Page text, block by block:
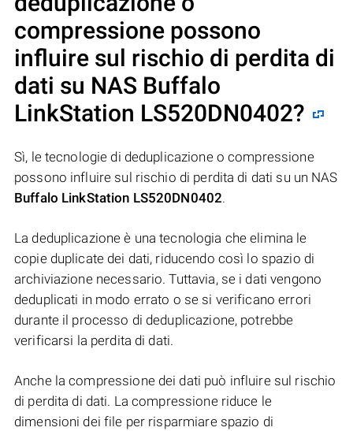
compressione possono
influire sul rischio di perdita di
dati su NAS Buffalo
LinkStation LS520DN0402?
Sì, le tecnologie di deduplicazione o compressione
possono influire sul rischio di perdita di dati su un NAS
Buffalo LinkStation LS520DN0402.
La deduplicazione è una tecnologia che elimina le
copie duplicate dei dati, riducendo così lo spazio di
archiviazione necessario. Tuttavia, se i dati vengono
deduplicati in modo errato o se si verificano errori
durante il processo di deduplicazione, potrebbe
verificarsi la perdita di dati.
Anche la compressione dei dati può influire sul rischio
di perdita di dati. La compressione riduce le
dimensioni dei file per risparmiare spazio di